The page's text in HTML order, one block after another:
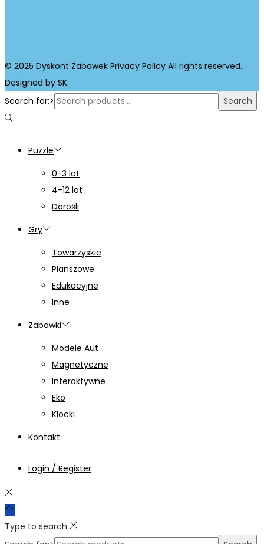
© 2025 Dyskont Zabawek Privacy Policy All rights reserved.
Designed by SK
Search for:>
Search
Puzzle
0-3 lat
4-12 lat
Dorośli
Gry
Towarzyskie
Planszowe
Edukacyjne
Inne
Zabawki
Modele Aut
Magnetyczne
Interaktywne
Eko
Klocki
Kontakt
Login / Register
Type to search